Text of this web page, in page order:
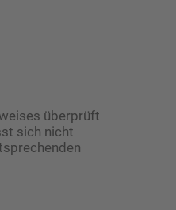
überprüft
sich nicht